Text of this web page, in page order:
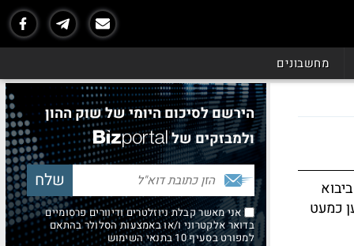
מחשבונים
כמעט
הירשם לסיכום היומי של שוק ההון
ולמבזקים של
אני מאשר קבלת ניוזלטרים ודיוורים פרסומיים
בדואר אלקטרוני ו/או באמצעות הסלולר בהתאם
למפורט בסעיף 10 בתנאי השימוש